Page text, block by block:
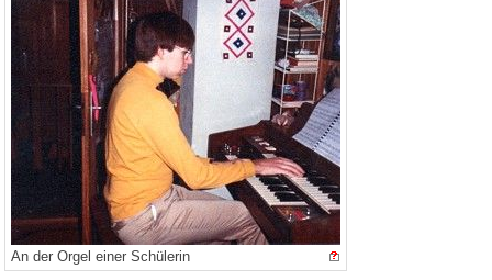
An der Orgel einer Schülerin